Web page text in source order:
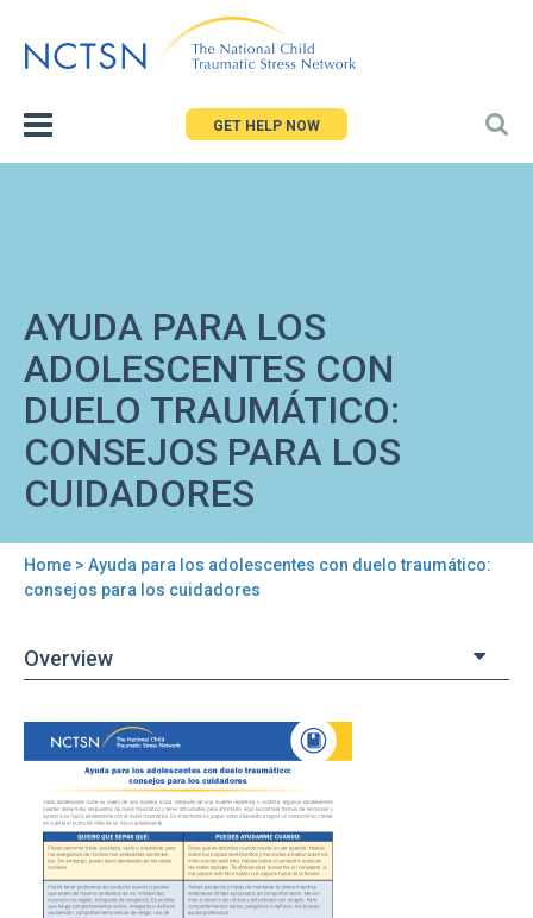
to
GET HELP NOW
AYUDA PARA LOS
ADOLESCENTES CON
DUELO TRAUMÁTICO:
CONSEJOS PARA LOS
CUIDADORES
You
here
Home > Ayuda para los adolescentes con duelo traumático:
consejos para los cuidadores
Overview
Back
to
Ayuda
para
los
adolescentes
con
duelo
traumático: